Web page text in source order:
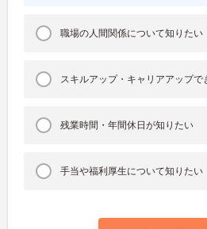
職場の人間関係について知りたい
スキルアップ・キャリアアップで
残業時間・年間休日が知りたい
手当や福利厚生について知りたい